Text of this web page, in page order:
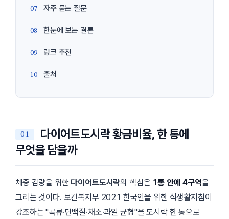
자주 묻는 질문
한눈에 보는 결론
링크 추천
출처
다이어트도시락 황금비율, 한 통에
무엇을 담을까
체중 감량을 위한 다이어트도시락의 핵심은 1통 안에 4구역을
그리는 것이다. 보건복지부 2021 한국인을 위한 식생활지침이
강조하는 곡류·단백질·채소·과일 균형 을 도시락 한 통으로